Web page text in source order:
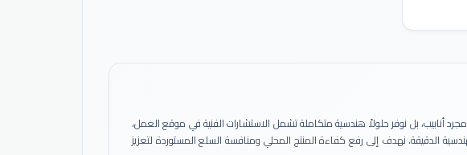
أنابيب، بل نوفر حلولاً هندسية متكاملة تشمل الاستشارات الفنية في موقع العمل،
الدقيقة. نهدف إلى رفع كفاءة المنتج المحلي ومنافسة السلع المستوردة لتعزيز